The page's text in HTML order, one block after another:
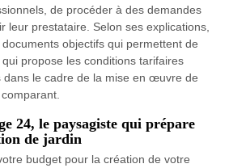
de procéder à des demandes
leur prestataire. Selon ses explications,
objectifs qui permettent de
propose les conditions tarifaires
dans le cadre de la mise en œuvre de
24, le paysagiste qui prépare
de jardin
budget pour la création de votre